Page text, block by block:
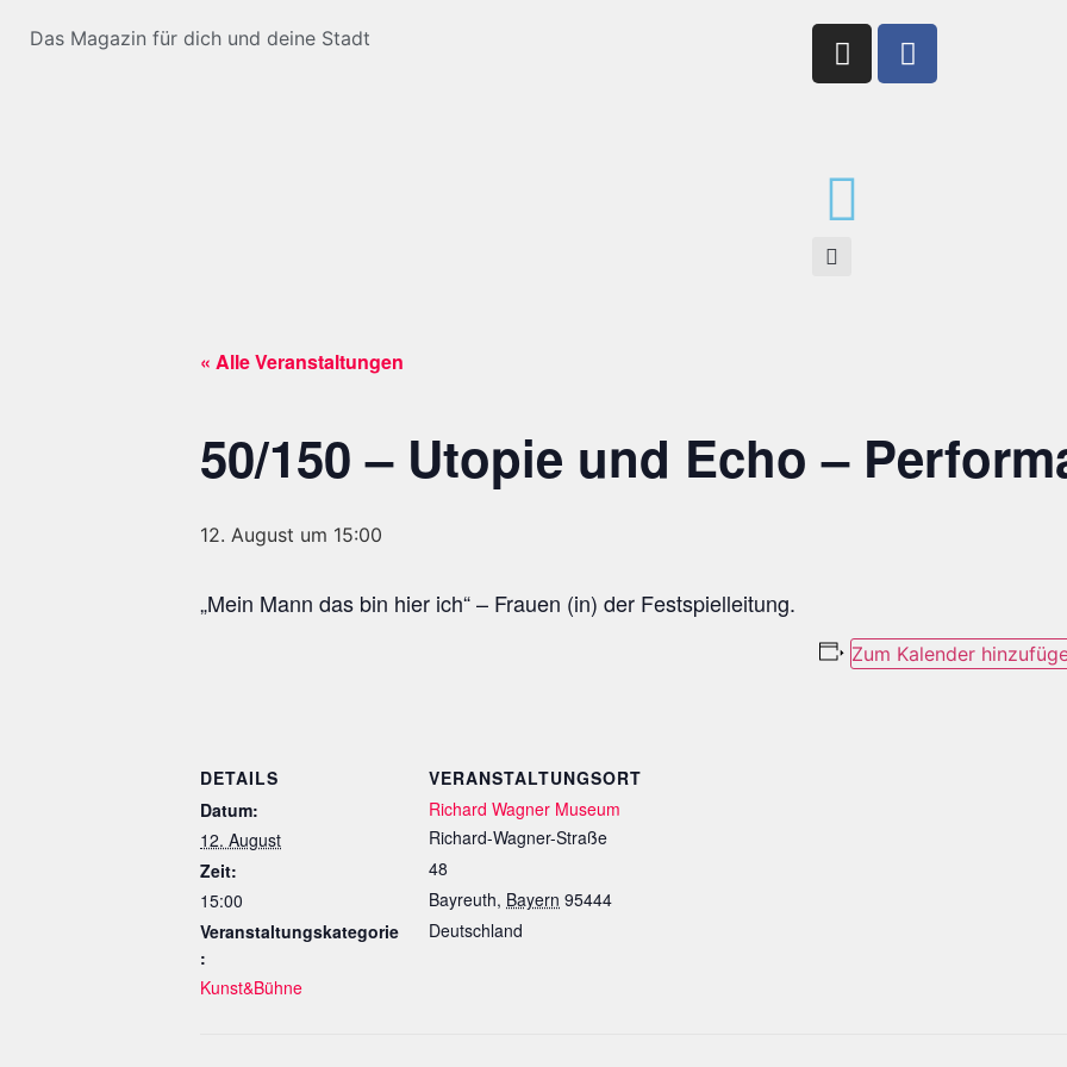
Das Magazin für dich und deine Stadt
« Alle Veranstaltungen
50/150 – Utopie und Echo –
12. August um 15:00
„Mein Mann das bin hier ich“ – Frauen (in) der Festspielleitung.
Zum Kalender
DETAILS
Datum:
12. August
Zeit:
15:00
Veranstaltungskategorie
:
Kunst&Bühne
VERANSTALTUNGSORT
Richard Wagner Museum
Richard-Wagner-Straße
48
Bayreuth, Bayern 95444
Deutschland